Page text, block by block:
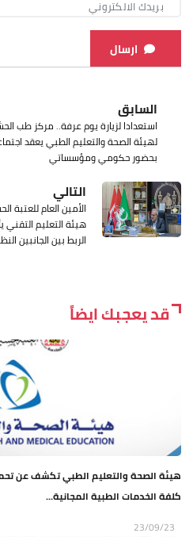
ارسال
السابق
استعدادا لزيارة يوم عرفة.. مركز طب
لهيئة الصحة والتعليم الطبي يعقد
بحضور حكومي ومؤسساتي
التالي
الأمين العام
هيئة التعليم التقني
الربط بين الجانبين
قد يعجبك ايضاً
كلفة الخدمات الطبية المجانية...
23/09/23